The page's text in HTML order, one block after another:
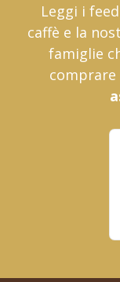
Leggi i
caffè e la
famiglie